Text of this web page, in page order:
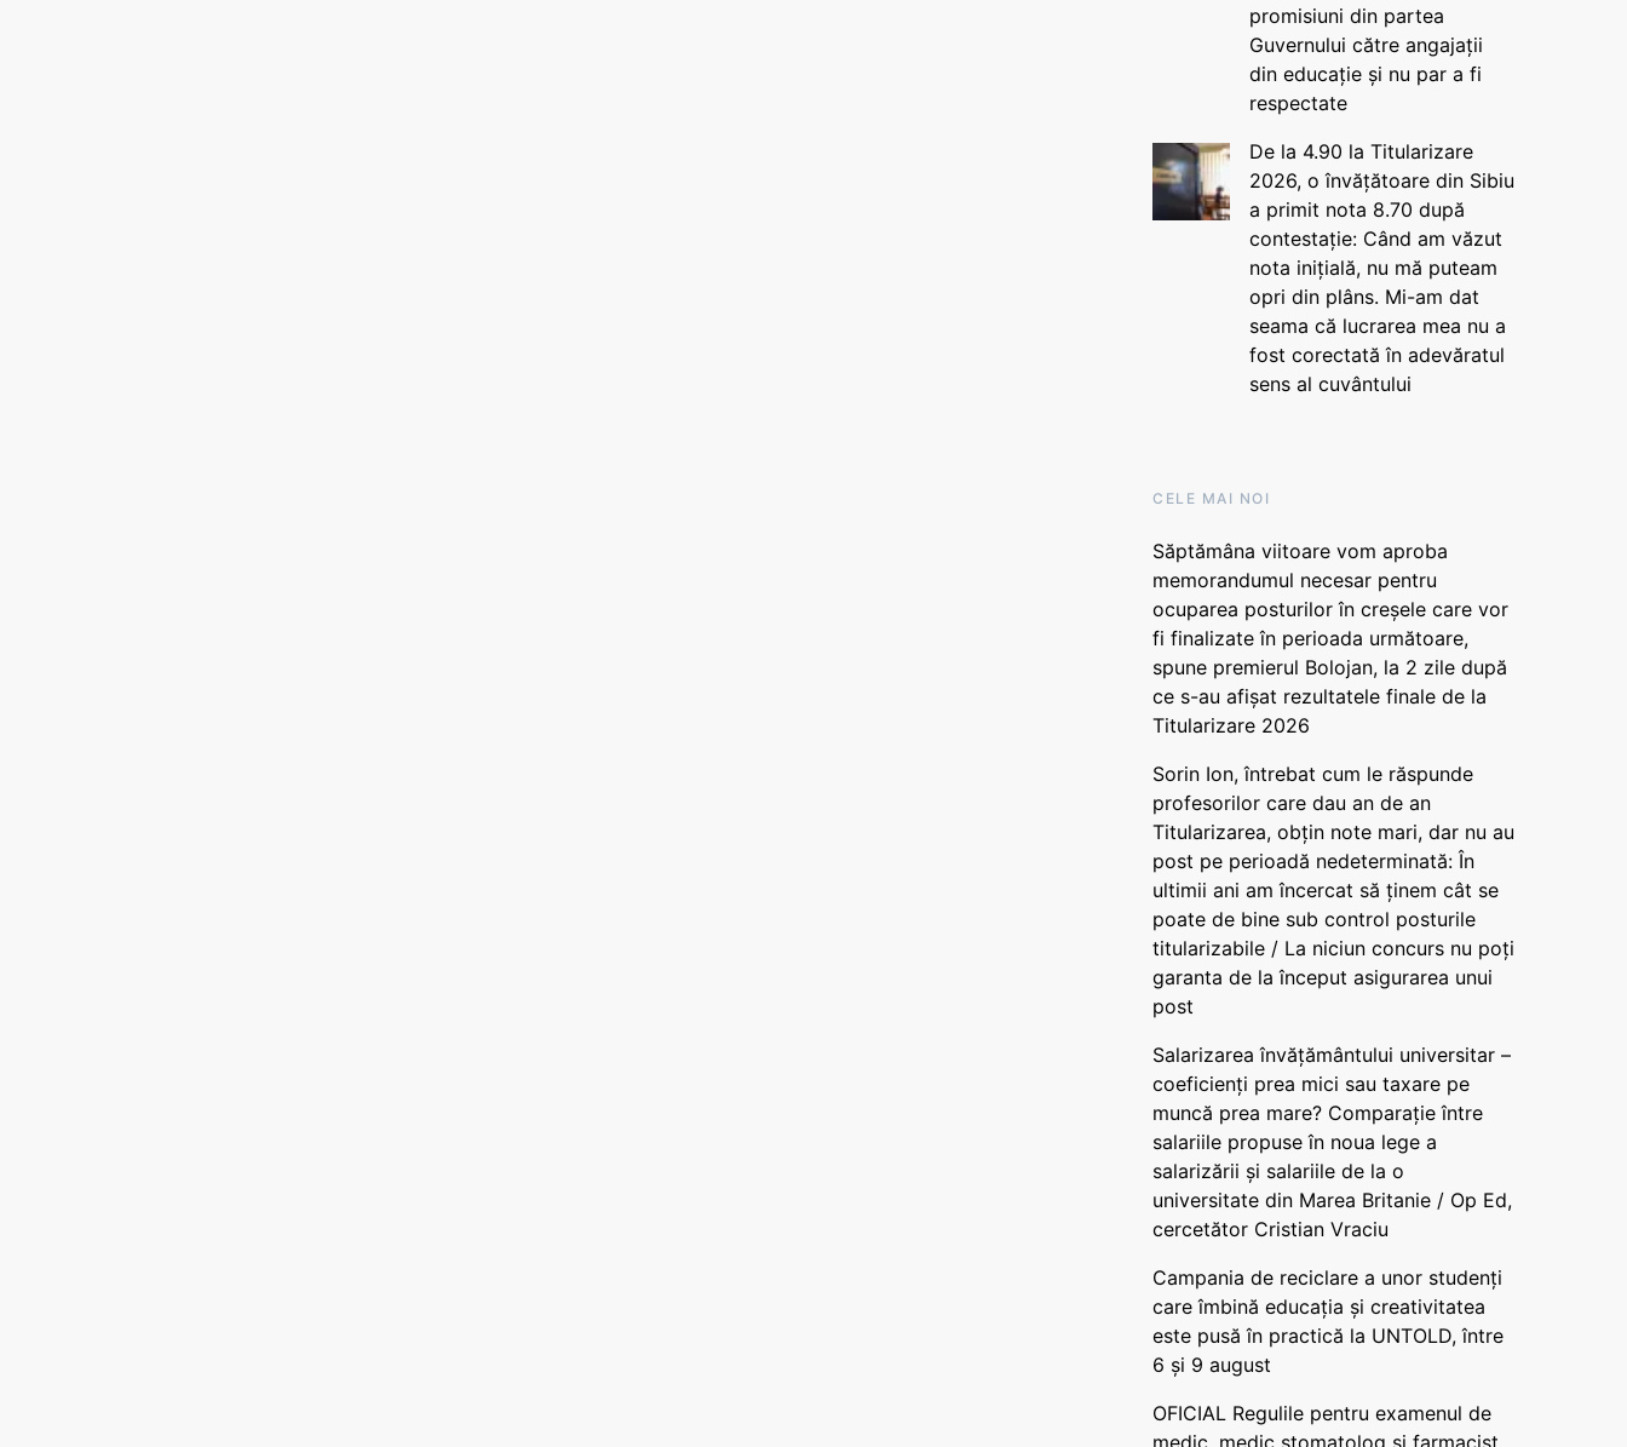
promisiuni din partea
Guvernului către angajații
din educație și nu par a fi
respectate
De la 4.90 la Titularizare
2026, o învățătoare din Sibiu
a primit nota 8.70 după
contestație: Când am văzut
nota inițială, nu mă puteam
opri din plâns. Mi-am dat
seama că lucrarea mea nu a
fost corectată în adevăratul
sens al cuvântului
CELE MAI NOI
Săptămâna viitoare vom aproba
memorandumul necesar pentru
ocuparea posturilor în creșele care vor
fi finalizate în perioada următoare,
spune premierul Bolojan, la 2 zile după
ce s-au afișat rezultatele finale de la
Titularizare 2026
Sorin Ion, întrebat cum le răspunde
profesorilor care dau an de an
Titularizarea, obțin note mari, dar nu au
post pe perioadă nedeterminată: În
ultimii ani am încercat să ținem cât se
poate de bine sub control posturile
titularizabile / La niciun concurs nu poți
garanta de la început asigurarea unui
post
Salarizarea învățământului universitar –
coeficienți prea mici sau taxare pe
muncă prea mare? Comparație între
salariile propuse în noua lege a
salarizării și salariile de la o
universitate din Marea Britanie / Op Ed,
cercetător Cristian Vraciu
Campania de reciclare a unor studenți
care îmbină educația și creativitatea
este pusă în practică la UNTOLD, între
6 și 9 august
OFICIAL Regulile pentru examenul de
medic, medic stomatolog și farmacist